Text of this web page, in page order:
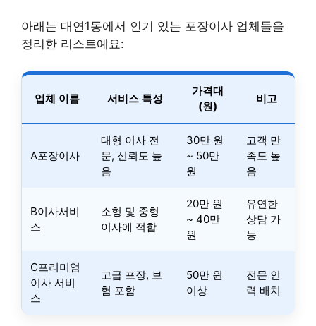
아래는 대연1동에서 인기 있는 포장이사 업체들을
정리한 리스트예요:
업체 이름 서비스 특성
가격대
(원)
비고
A포장이사
대형 이사 전
문, 신뢰도 높
음
30만 원
~ 50만
원
고객 만
족도 높
음
B이사서비
스
소형 및 중형
이사에 적합
20만 원
~ 40만
원
유연한
상담 가
능
C프리미엄
이사 서비
스
고급 포장, 보
험 포함
50만 원
이상
전문 인
력 배치